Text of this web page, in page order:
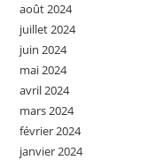
août 2024
juillet 2024
juin 2024
mai 2024
avril 2024
mars 2024
février 2024
janvier 2024